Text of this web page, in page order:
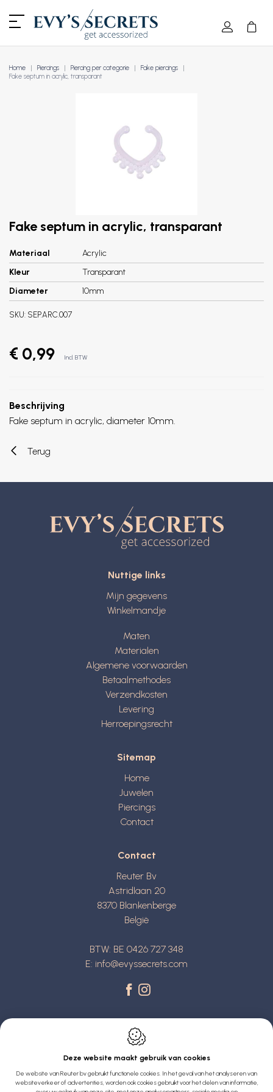
Home Piercings Piercing per categorie
Fake piercings
Fake septum in acrylic, transparant
Fake septum in acrylic, transparant
Materiaal
Acrylic
Kleur
Transparant
Diameter
10mm
SKU: SEP.ARC.007
€ 0,99 Incl. BTW
Beschrijving
Fake septum in acrylic, diameter 10mm.
Terug
Nuttige links
Mijn gegevens
Winkelmandje
Maten
Materialen
Algemene voorwaarden
Betaalmethodes
Verzendkosten
Levering
Herroepingsrecht
Sitemap
Home
Juwelen
Piercings
Contact
Contact
Reuter Bv
Astridlaan 20
8370 Blankenberge
België
BTW: BE 0426 727 348
E: info@evyssecrets.com
Webdesign by IDcreation 2022
Deze website maakt gebruik van cookies
De website van Reuter bv gebruikt functionele cookies. In het geval van het analyseren van
websiteverkeer of advertenties, worden ook cookies gebruikt voor het delen van informatie,